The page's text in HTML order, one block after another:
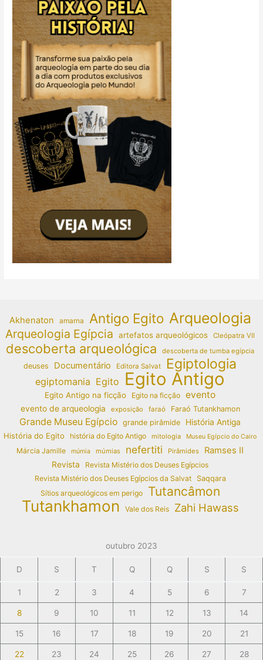
Akhenaton amarna Antigo Egito Arqueologia
Arqueologia Egípcia artefatos arqueológicos Cleópatra VII
descoberta arqueológica descoberta de tumba egípcia
deuses Documentário Editora Salvat Egiptologia
egiptomania Egito Egito Antigo
Egito Antigo na ficção Egito na ficção evento
evento de arqueologia exposição faraó Faraó Tutankhamon
Grande Museu Egípcio grande pirâmide
História Antiga
História do Egito
história do Egito Antigo mitologia Museu Egípcio do Cairo
Márcia Jamille múmia múmias nefertiti Pirâmides Ramses II
Revista
Revista Mistério dos Deuses Egípcios
Revista Mistério dos Deuses Egípcios da Salvat
Saqqara
Sítios arqueológicos em perigo
Tutancâmon
Tutankhamon Vale dos Reis Zahi Hawass
outubro 2023
D S T Q Q S S
1 2 3 4 5 6 7
8 9 10 11 12 13 14
15 16 17 18 19 20 21
22 23 24 25 26 27 28